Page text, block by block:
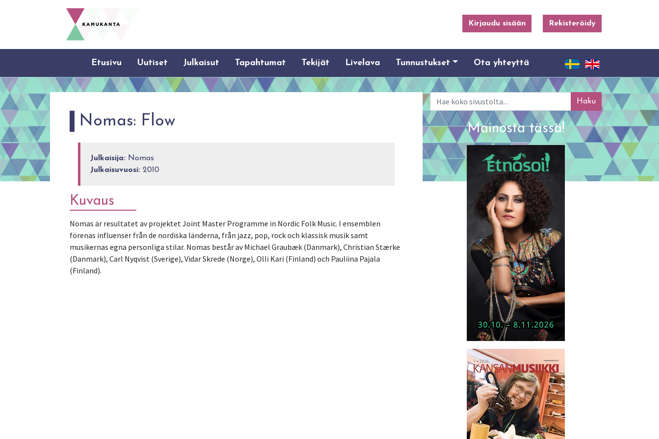
Kirjaudu sisään Rekisteröidy
Etusivu Uutiset Julkaisut Tapahtumat Tekijät Livelava Tunnustukset Ota yhteyttä
Nomas: Flow
Julkaisija: Nomas
Julkaisuvuosi: 2010
Kuvaus
Nomas är resultatet av projektet Joint Master Programme in Nordic Folk Music. I ensemblen
förenas influenser från de nordiska länderna, från jazz, pop, rock och klassisk musik samt
musikernas egna personliga stilar. Nomas består av Michael Graubæk (Danmark), Christian Stærke
(Danmark), Carl Nyqvist (Sverige), Vidar Skrede (Norge), Olli Kari (Finland) och Pauliina Pajala
(Finland).
Haku
Mainosta tässä!